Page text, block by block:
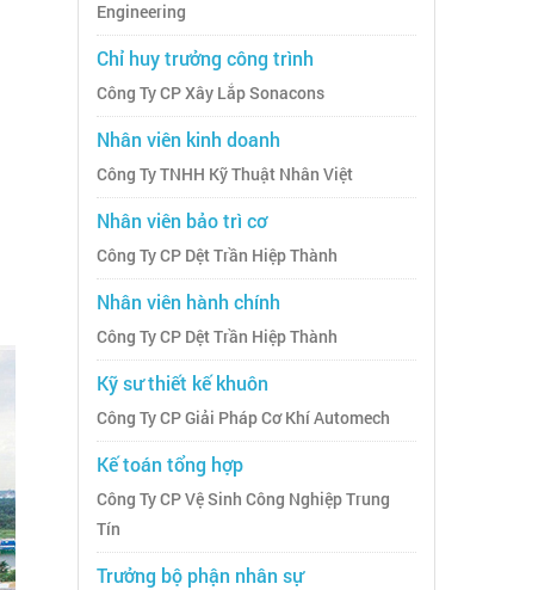
Engineering
Chỉ huy trưởng công trình
Công Ty CP Xây Lắp Sonacons
Nhân viên kinh doanh
Công Ty TNHH Kỹ Thuật Nhân Việt
Nhân viên bảo trì cơ
Công Ty CP Dệt Trần Hiệp Thành
Nhân viên hành chính
Công Ty CP Dệt Trần Hiệp Thành
Kỹ sư thiết kế khuôn
Công Ty CP Giải Pháp Cơ Khí Automech
Kế toán tổng hợp
Công Ty CP Vệ Sinh Công Nghiệp Trung
Tín
Trưởng bộ phận nhân sự